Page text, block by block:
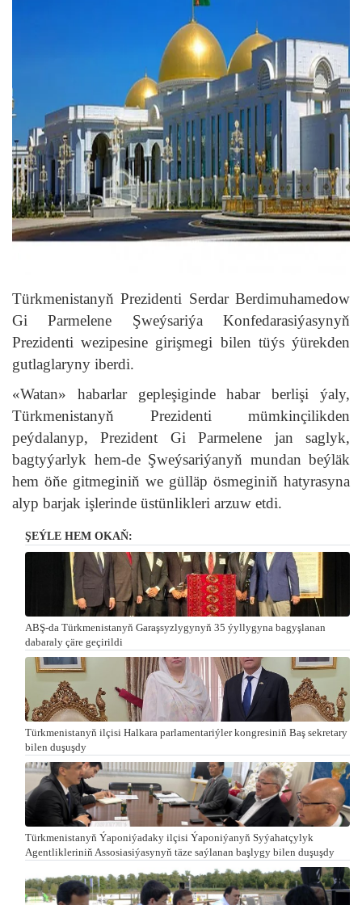
Türkmenistanyň Prezidenti Serdar Berdimuhamedow
Gi Parmelene Şweýsariýa Konfedarasiýasynyň
Prezidenti wezipesine girişmegi bilen tüýs ýürekden
gutlaglaryny iberdi.
«Watan» habarlar gepleşiginde habar berlişi ýaly,
Türkmenistanyň Prezidenti mümkinçilikden
peýdalanyp, Prezident Gi Parmelene jan saglyk,
bagtyýarlyk hem-de Şweýsariýanyň mundan beýläk
hem öňe gitmeginiň we gülläp ösmeginiň hatyrasyna
alyp barjak işlerinde üstünlikleri arzuw etdi.
ŞEÝLE HEM OKAŇ:
ABŞ-da Türkmenistanyň Garaşsyzlygynyň 35 ýyllygyna bagyşlanan
dabaraly çäre geçirildi
Türkmenistanyň ilçisi Halkara parlamentariýler kongresiniň Baş sekretary
bilen duşuşdy
Türkmenistanyň Ýaponiýadaky ilçisi Ýaponiýanyň Syýahatçylyk
Agentlikleriniň Assosiasiýasynyň täze saýlanan başlygy bilen duşuşdy